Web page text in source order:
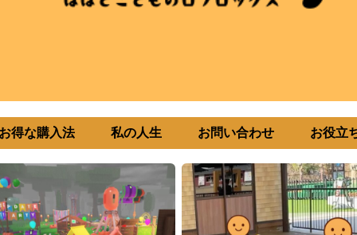
得な購入法 私の人生 お問い合わせ お役立